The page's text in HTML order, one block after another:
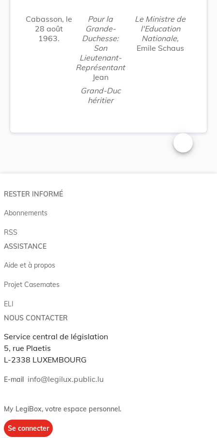
Cabasson, le
28 août
1963.
Pour la
Grande-
Duchesse:
Son
Lieutenant-
Représentant
Jean
Grand-Duc
héritier
Le Ministre de
l'Education
Nationale,
Emile Schaus
Changer la
RESTER INFORMÉ
Abonnements
RSS
ASSISTANCE
Aide et à propos
Projet Casemates
ELI
NOUS CONTACTER
Service central de législation
5, rue Plaetis
L-2338 LUXEMBOURG
E-mail info@legilux.public.lu
My LegiBox, votre espace personnel.
Se connecter